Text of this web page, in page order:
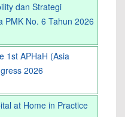
dan Strategi
PMK No. 6 Tahun 2026
1st APHaH (Asia
2026
at Home in Practice